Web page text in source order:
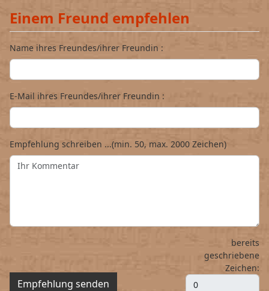
Einem Freund empfehlen
Name ihres Freundes/ihrer Freundin :
E-Mail ihres Freundes/ihrer Freundin :
Empfehlung schreiben ...(min. 50, max. 2000 Zeichen)
Empfehlung senden
bereits
geschriebene
Zeichen: